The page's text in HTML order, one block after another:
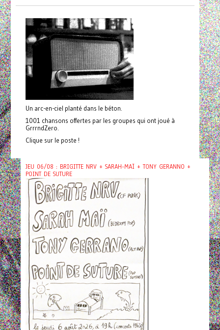
Un arc-en-ciel planté dans le béton.
1001 chansons offertes par les groupes qui ont joué à
GrrrndZero.
Clique sur le poste !
JEU 06/08 : BRIGITTE NRV + SARAH-MAÏ + TONY GERANNO +
POINT DE SUTURE